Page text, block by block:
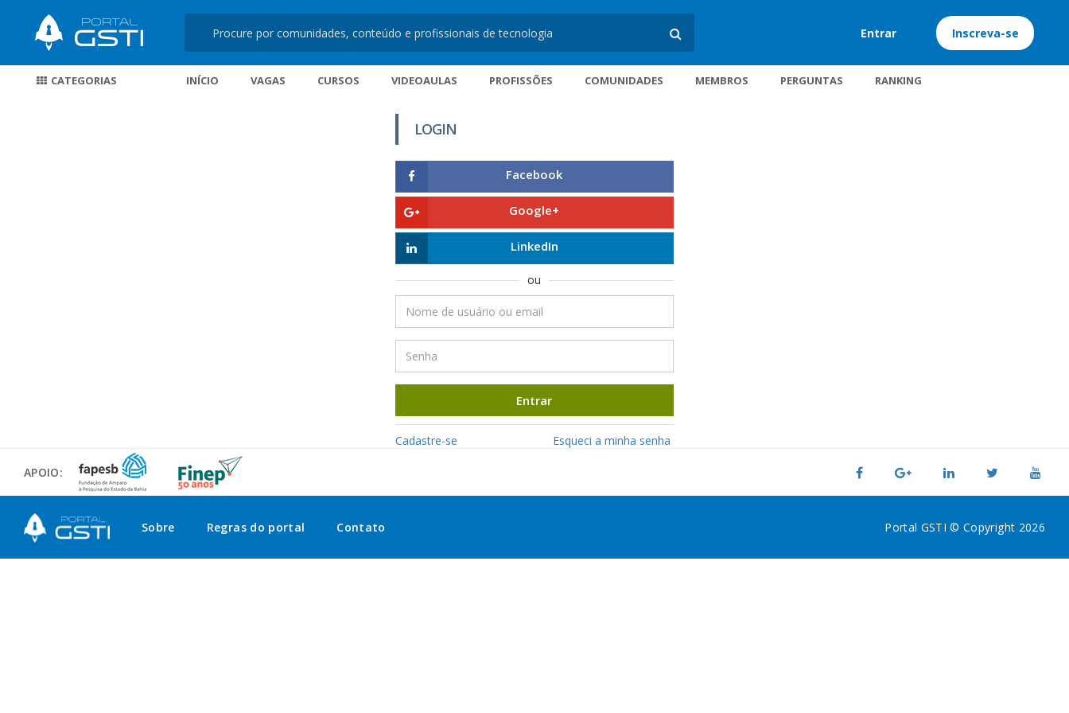
Entrar Inscreva-se
CATEGORIAS INÍCIO VAGAS CURSOS VIDEOAULAS PROFISSÕES COMUNIDADES MEMBROS PERGUNTAS RANKING
LOGIN
Facebook
Google+
LinkedIn
ou
Entrar
Cadastre-se Esqueci a minha senha
APOIO:
Sobre Regras do portal Contato Portal GSTI © Copyright 2026